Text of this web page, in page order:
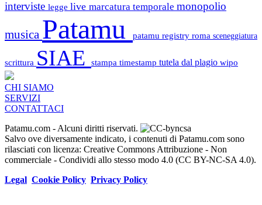
interviste legge live marcatura temporale monopolio
musica Patamu patamu registry roma sceneggiatura
scrittura SIAE stampa timestamp tutela dal plagio wipo
CHI SIAMO
SERVIZI
CONTATTACI
Patamu.com - Alcuni diritti riservati.
Salvo ove diversamente indicato, i contenuti di Patamu.com sono
rilasciati con licenza: Creative Commons Attribuzione - Non
commerciale - Condividi allo stesso modo 4.0 (CC BY-NC-SA 4.0).
Legal Cookie Policy Privacy Policy